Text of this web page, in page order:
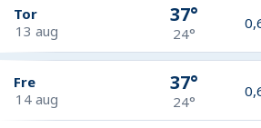
Tor
13 aug
37°
24°
Fre
14 aug
37°
24°